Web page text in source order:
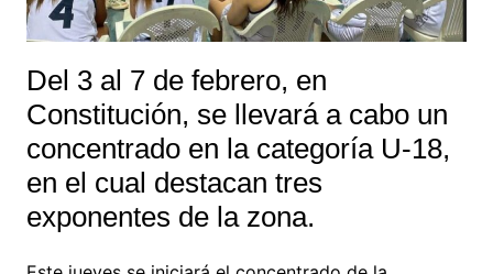
Del 3 al 7 de febrero, en
Constitución, se llevará a cabo un
concentrado en la categoría U-18,
en el cual destacan tres
exponentes de la zona.